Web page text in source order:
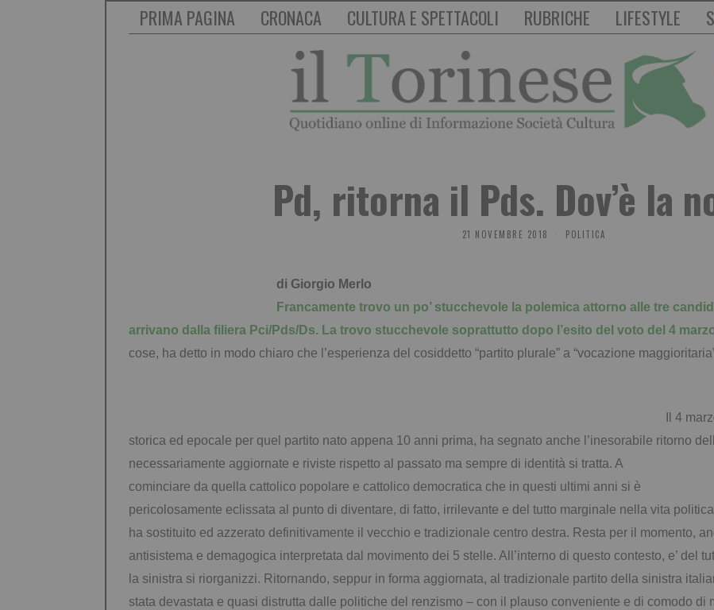
PRIMA PAGINA CRONACA CULTURA E SPETTACOLI RUBRICHE LIFESTYLE
Pd, ritorna il Pds. Dov’è la
21 NOVEMBRE 2018 POLITICA
di Giorgio Merlo
Francamente trovo un po’ stucchevole la polemica attorno alle tre
arrivano dalla filiera Pci/Pds/Ds. La trovo stucchevole soprattutto dopo l’esito del voto del 4
cose, ha detto in modo chiaro che l’esperienza del cosiddetto “partito plurale” a “vocazione
Il 4
storica ed epocale per quel partito nato appena 10 anni prima, ha segnato anche l’inesorabile ritorno
necessariamente aggiornate e riviste rispetto al passato ma sempre di identità si tratta. A
cominciare da quella cattolico popolare e cattolico democratica che in questi ultimi anni si è
pericolosamente eclissata al punto di diventare, di fatto, irrilevante e del tutto marginale nella vita
ha sostituito ed azzerato definitivamente il vecchio e tradizionale centro destra. Resta per il momento,
antisistema e demagogica interpretata dal movimento dei 5 stelle. All’interno di questo contesto, e’ del
la sinistra si riorganizzi. Ritornando, seppur in forma aggiornata, al tradizionale partito della sinistra
stata devastata e quasi distrutta dalle politiche del renzismo – con il plauso conveniente e di comodo di